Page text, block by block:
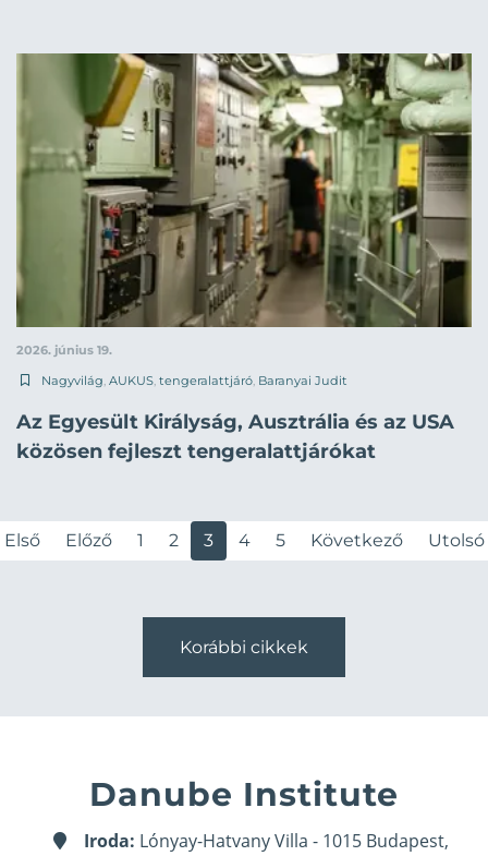
2026. június 19.
Nagyvilág, AUKUS, tengeralattjáró, Baranyai Judit
Az Egyesült Királyság, Ausztrália és az USA
közösen fejleszt tengeralattjárókat
Első Előző 1 2 3 4 5 Következő Utolsó
Korábbi cikkek
Danube Institute
Iroda: Lónyay-Hatvany Villa - 1015 Budapest,